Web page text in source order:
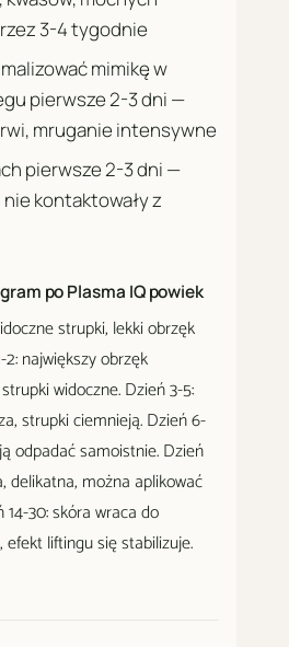
3-4 tygodnie
mimikę w
pierwsze 2-3 dni —
mruganie intensywne
pierwsze 2-3 dni —
kontaktowały z
po Plasma IQ powiek
strupki, lekki obrzęk
największy obrzęk
widoczne. Dzień 3-5:
strupki ciemnieją. Dzień 6-
odpadać samoistnie. Dzień
delikatna, można aplikować
30: skóra wraca do
liftingu się stabilizuje.